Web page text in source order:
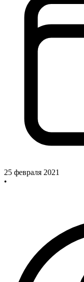
25 февраля 2021
•